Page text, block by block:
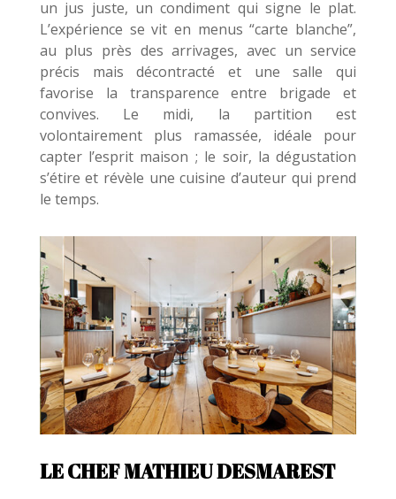
un jus juste, un condiment qui signe le plat.
L’expérience se vit en menus “carte blanche”,
au plus près des arrivages, avec un service
précis mais décontracté et une salle qui
favorise la transparence entre brigade et
convives. Le midi, la partition est
volontairement plus ramassée, idéale pour
capter l’esprit maison ; le soir, la dégustation
s’étire et révèle une cuisine d’auteur qui prend
le temps.
LE CHEF MATHIEU DESMAREST